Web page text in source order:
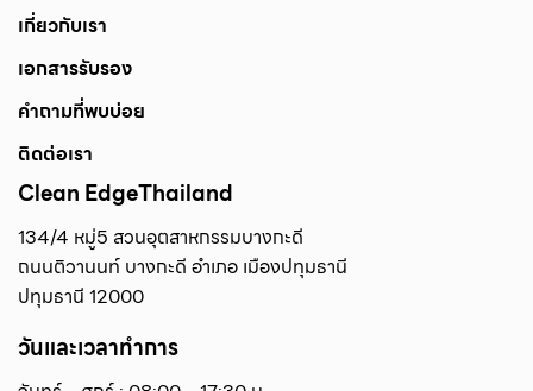
เกี่ยวกับเรา
เอกสารรับรอง
คำถามที่พบบ่อย
ติดต่อเรา
Clean EdgeThailand
134/4 หมู่5 สวนอุตสาหกรรมบางกะดี
ถนนติวานนท์ บางกะดี อำเภอ เมืองปทุมธานี
ปทุมธานี 12000
วันและเวลาทำการ